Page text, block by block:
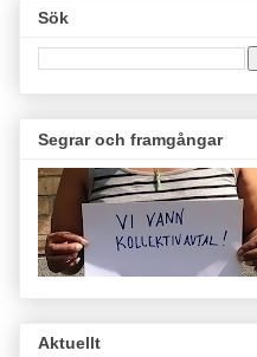
Sök
Segrar och framgångar
Aktuellt